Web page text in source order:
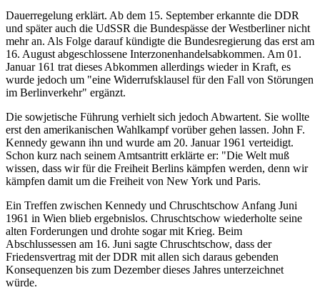
Dauerregelung erklärt. Ab dem 15. September erkannte die DDR
und später auch die UdSSR die Bundespässe der Westberliner nicht
mehr an. Als Folge darauf kündigte die Bundesregierung das erst am
16. August abgeschlossene Interzonenhandelsabkommen. Am 01.
Januar 161 trat dieses Abkommen allerdings wieder in Kraft, es
wurde jedoch um "eine Widerrufsklausel für den Fall von Störungen
im Berlinverkehr" ergänzt.
Die sowjetische Führung verhielt sich jedoch Abwartent. Sie wollte
erst den amerikanischen Wahlkampf vorüber gehen lassen. John F.
Kennedy gewann ihn und wurde am 20. Januar 1961 verteidigt.
Schon kurz nach seinem Amtsantritt erklärte er: "Die Welt muß
wissen, dass wir für die Freiheit Berlins kämpfen werden, denn wir
kämpfen damit um die Freiheit von New York und Paris.
Ein Treffen zwischen Kennedy und Chruschtschow Anfang Juni
1961 in Wien blieb ergebnislos. Chruschtschow wiederholte seine
alten Forderungen und drohte sogar mit Krieg. Beim
Abschlussessen am 16. Juni sagte Chruschtschow, dass der
Friedensvertrag mit der DDR mit allen sich daraus gebenden
Konsequenzen bis zum Dezember dieses Jahres unterzeichnet
würde.